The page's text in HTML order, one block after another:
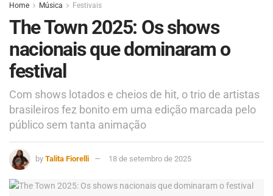
Home Música Festivais
The Town 2025: Os shows
nacionais que dominaram o
festival
Com shows lotados e cheios de hit, o trio de artistas
brasileiros fez bonito em uma edição marcada pelo
público sem tanta animação
by Talita Fiorelli 18 de setembro de 2025